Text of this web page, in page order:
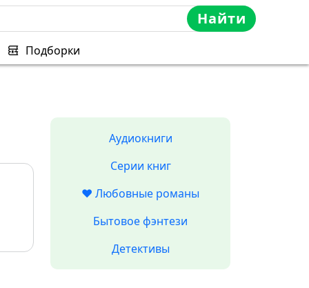
Найти
Подборки
Аудиокниги
Серии книг
❤️ Любовные романы
Бытовое фэнтези
Детективы